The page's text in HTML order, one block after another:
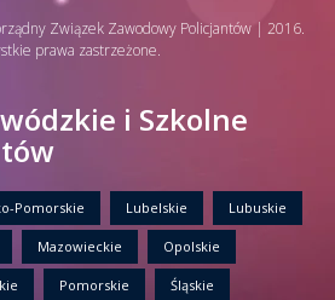
Związek Zawodowy Policjantów | 2016.
prawa zastrzeżone.
i Szkolne
Pomorskie Lubelskie Lubuskie
Mazowieckie Opolskie
Pomorskie Śląskie